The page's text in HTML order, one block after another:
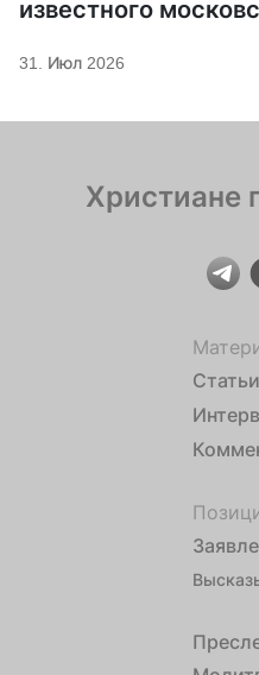
известного
31. Июл 2026
Христиане
Статьи